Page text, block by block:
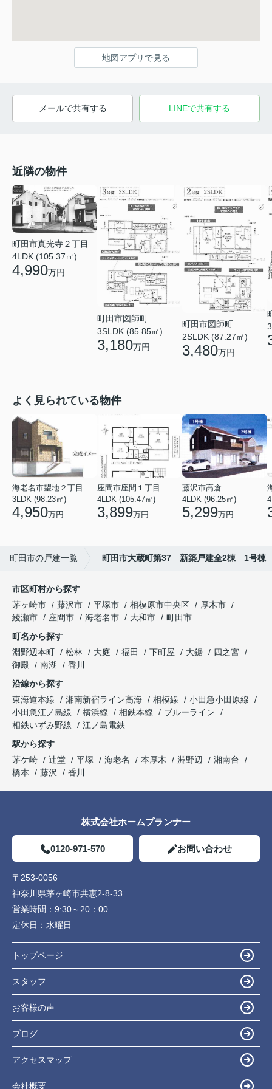
地図アプリで見る
メールで共有する LINEで共有する
近隣の物件
町田市真光寺２丁目
4LDK (105.37㎡)
4,990万円
町田市図師町
3SLDK (85.85㎡)
3,180万円
町田市図師町
2SLDK (87.27㎡)
3,480万円
よく見られている物件
海老名市望地２丁目
3LDK (98.23㎡)
4,950万円
座間市座間１丁目
4LDK (105.47㎡)
3,899万円
藤沢市高倉
4LDK (96.25㎡)
5,299万円
町田市の戸建一覧 町田市大蔵町第37 新築戸建全2棟 1号棟
市区町村から探す
茅ヶ崎市
藤沢市 平塚市 相模原市中央区
厚木市
綾瀬市
座間市 海老名市 大和市
町田市
町名から探す
淵野辺本町
松林 大庭 福田 下町屋 大鋸
四之宮
御殿
南湖
香川
沿線から探す
東海道本線
湘南新宿ライン高海 相模線
小田急小田原線
小田急江ノ島線
横浜線 相鉄本線
ブルーライン
相鉄いずみ野線
江ノ島電鉄
駅から探す
茅ケ崎
辻堂 平塚 海老名 本厚木 淵野辺
湘南台
橋本
藤沢 香川
株式会社ホームプランナー
0120-971-570 お問い合わせ
〒253-0056
神奈川県茅ヶ崎市共恵2-8-33
営業時間： 9:30～20：00
定休日： 水曜日
トップページ
スタッフ
お客様の声
ブログ
アクセスマップ
会社概要